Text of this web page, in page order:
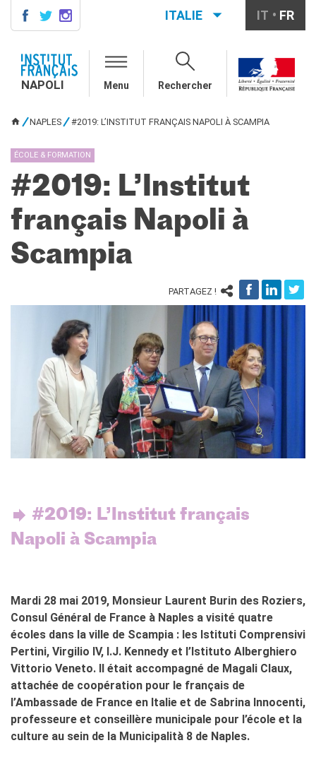
COURS DE FRANÇAIS
DIPLÔMES DELF DALF
Présentation
Culturethèque, bibliothèque
numérique
bibliographiques
ÉCOLE & UNIVERSITÉ
Coopération éducative
Étudier en France
QUI SOMMES-NOUS ?
L'équipe
Contacts et horaires
IF Italia
Carte de membre
Nos partenaires
Diventare sponsor
Certificazione ISO UNI EN
9001: 2015
ITALIE IT FR
NAPOLI Menu Rechercher
NAPLES #2019: L’INSTITUT FRANÇAIS NAPOLI À SCAMPIA
ÉCOLE & FORMATION
#2019: L’Institut
français Napoli à
Scampia
PARTAGEZ !
#2019: L’Institut français
Napoli à Scampia
Mardi 28 mai 2019, Monsieur Laurent Burin des Roziers,
Consul Général de France à Naples a visité quatre
écoles dans la ville de Scampia : les Istituti Comprensivi
Pertini, Virgilio IV, I.J. Kennedy et l’Istituto Alberghiero
Vittorio Veneto. Il était accompagné de Magali Claux,
attachée de coopération pour le français de
l’Ambassade de France en Italie et de Sabrina Innocenti,
professeure et conseillère municipale pour l’école et la
culture au sein de la Municipalità 8 de Naples.